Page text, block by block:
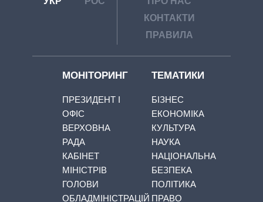
КОНТАКТИ
ПРАВИЛА
МОНІТОРИНГ
ПРЕЗИДЕНТ І
ОФІС
ВЕРХОВНА
РАДА
КАБІНЕТ
МІНІСТРІВ
ГОЛОВИ
ОБЛАДМІНІСТРАЦІЙ
ТЕМАТИКИ
БІЗНЕС
ЕКОНОМІКА
КУЛЬТУРА
НАУКА
НАЦІОНАЛЬНА
БЕЗПЕКА
ПОЛІТИКА
ПРАВО